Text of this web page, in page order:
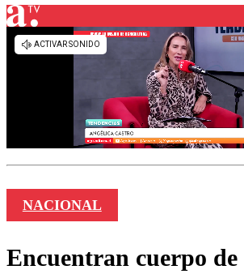
NACIONAL
Encuentran cuerpo de